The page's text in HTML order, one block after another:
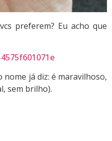
preferem? Eu acho que
nome já diz: é maravilhoso,
sem brilho).